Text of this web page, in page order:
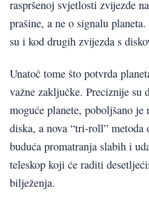
raspršenoj svjetlosti zvijezde
prašine, a ne o signalu
su i kod drugih zvijezda s
Unatoč tome što potvrda
važne zaključke. Preciznije su
moguće planete, poboljšano
diska, a nova “tri-roll” metoda
buduća promatranja slabih i
teleskop koji će raditi
bilježenja.